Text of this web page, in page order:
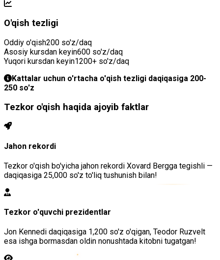
O'qish tezligi
Oddiy o'qish200 so'z/daq
Asosiy kursdan keyin600 so'z/daq
Yuqori kursdan keyin1200+ so'z/daq
Kattalar uchun o'rtacha o'qish tezligi daqiqasiga 200-
250 so'z
Tezkor o'qish haqida ajoyib faktlar
Jahon rekordi
Tezkor o'qish bo'yicha jahon rekordi Xovard Bergga tegishli —
daqiqasiga 25,000 so'z to'liq tushunish bilan!
Tezkor o'quvchi prezidentlar
Jon Kennedi daqiqasiga 1,200 so'z o'qigan, Teodor Ruzvelt
esa ishga bormasdan oldin nonushtada kitobni tugatgan!